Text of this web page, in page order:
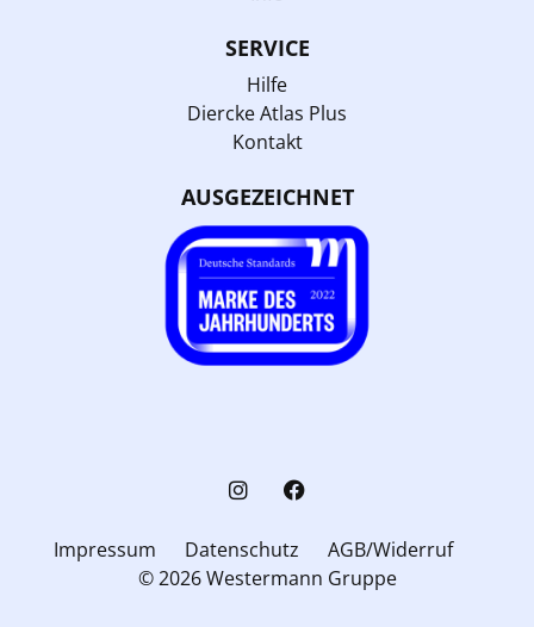
SERVICE
Hilfe
Diercke Atlas Plus
Kontakt
AUSGEZEICHNET
Impressum Datenschutz
AGB/Widerruf
© 2026 Westermann Gruppe